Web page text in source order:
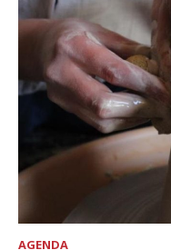
AGENDA